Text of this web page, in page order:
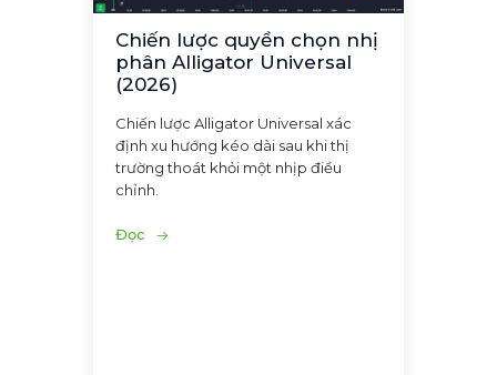
Chiến lược quyền chọn nhị
phân Alligator Universal
(2026)
Chiến lược Alligator Universal xác
định xu hướng kéo dài sau khi thị
trường thoát khỏi một nhịp điều
chỉnh.
Đọc